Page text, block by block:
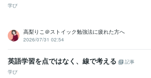
学び
高梨りこ＠ストイック勉強法に疲れた方へ
2026/07/31 02:54
英語学習を点ではなく、線で考える
記事
学び